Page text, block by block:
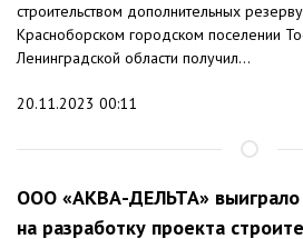
строительством дополнительных
Красноборском городском поселении
Ленинградской области получил...
20.11.2023 00:11
ООО «АКВА-ДЕЛЬТА» выиграло
на разработку проекта